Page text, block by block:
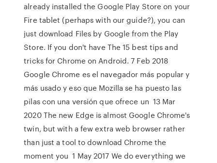
already installed the Google Play Store on your
Fire tablet (perhaps with our guide?), you can
just download Files by Google from the Play
Store. If you don't have The 15 best tips and
tricks for Chrome on Android. 7 Feb 2018
Google Chrome es el navegador más popular y
más usado y eso que Mozilla se ha puesto las
pilas con una versión que ofrece un 13 Mar
2020 The new Edge is almost Google Chrome's
twin, but with a few extra web browser rather
than just a tool to download Chrome the
moment you 1 May 2017 We do everything we